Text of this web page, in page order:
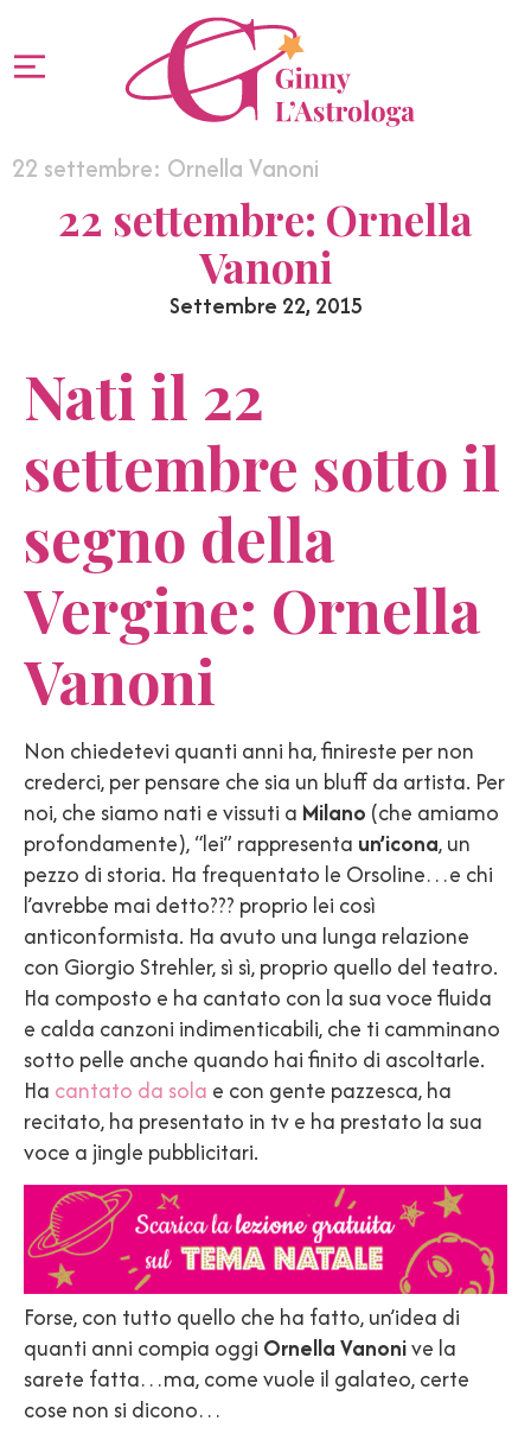
22 settembre: Ornella Vanoni
22 settembre: Ornella
Vanoni
Settembre 22, 2015
Nati il 22
settembre sotto il
segno della
Vergine: Ornella
Vanoni
Non chiedetevi quanti anni ha, finireste per non
crederci, per pensare che sia un bluff da artista. Per
noi, che siamo nati e vissuti a Milano (che amiamo
profondamente), “lei” rappresenta un’icona, un
pezzo di storia. Ha frequentato le Orsoline…e chi
l’avrebbe mai detto??? proprio lei così
anticonformista. Ha avuto una lunga relazione
con Giorgio Strehler, sì sì, proprio quello del teatro.
Ha composto e ha cantato con la sua voce fluida
e calda canzoni indimenticabili, che ti camminano
sotto pelle anche quando hai finito di ascoltarle.
Ha cantato da sola e con gente pazzesca, ha
recitato, ha presentato in tv e ha prestato la sua
voce a jingle pubblicitari.
Forse, con tutto quello che ha fatto, un’idea di
quanti anni compia oggi Ornella Vanonive la
sarete fatta…ma, come vuole il galateo, certe
cose non si dicono…